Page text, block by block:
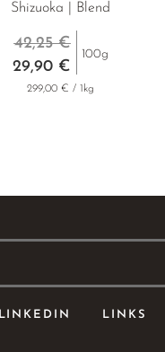
Shizuoka | Blend
29,90 €
42,25 €
100g
299,00 € / 1kg
LINKEDIN LINKS